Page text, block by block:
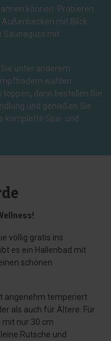
können. Probieren
mit Blick
Saunaguss mit
unter anderem
wählen.
toppen, dann bestellen Sie
und genießen Sie
komplette Spa- und
völlig gratis ins
es ein Hallenbad mit
schönen
angenehm temperiert
als auch für Ältere. Für
mit nur 30 cm
Rutsche und